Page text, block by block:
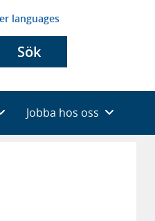
languages
Sök
Jobba hos oss